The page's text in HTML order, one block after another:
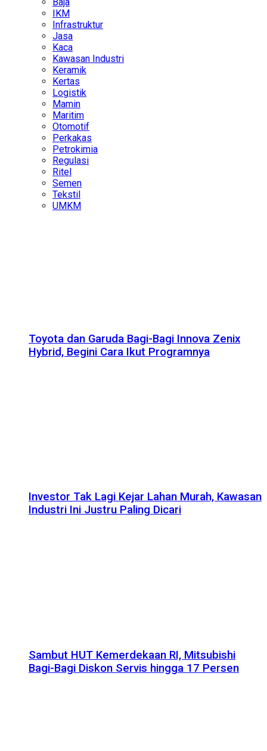
IKM
Infrastruktur
Jasa
Kaca
Kawasan Industri
Keramik
Kertas
Logistik
Mamin
Maritim
Otomotif
Perkakas
Petrokimia
Regulasi
Ritel
Semen
Tekstil
UMKM
Toyota dan Garuda Bagi-Bagi Innova Zenix
Hybrid, Begini Cara Ikut Programnya
Investor Tak Lagi Kejar Lahan Murah, Kawasan
Industri Ini Justru Paling Dicari
Sambut HUT Kemerdekaan RI, Mitsubishi
Bagi-Bagi Diskon Servis hingga 17 Persen